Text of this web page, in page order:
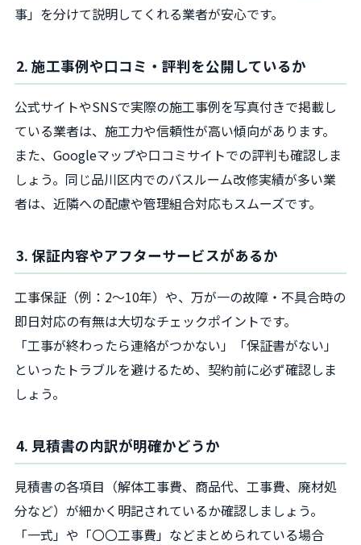
事」を分けて説明してくれる業者が安心です。
2. 施工事例や口コミ・評判を公開しているか
公式サイトやSNSで実際の施工事例を写真付きで掲載し
ている業者は、施工力や信頼性が高い傾向があります。
また、Googleマップや口コミサイトでの評判も確認しま
しょう。同じ品川区内でのバスルーム改修実績が多い業
者は、近隣への配慮や管理組合対応もスムーズです。
3. 保証内容やアフターサービスがあるか
工事保証（例：2～10年）や、万が一の故障・不具合時の
即日対応の有無は大切なチェックポイントです。
「工事が終わったら連絡がつかない」「保証書がない」
といったトラブルを避けるため、契約前に必ず確認しま
しょう。
4. 見積書の内訳が明確かどうか
見積書の各項目（解体工事費、商品代、工事費、廃材処
分など）が細かく明記されているか確認しましょう。
「一式」や「〇〇工事費」などまとめられている場合